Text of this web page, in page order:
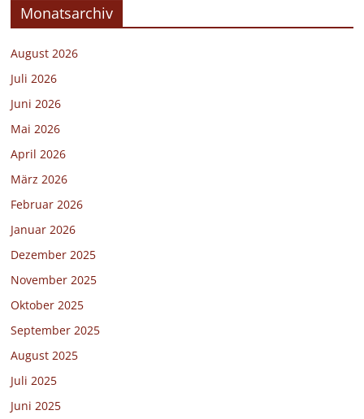
Monatsarchiv
August 2026
Juli 2026
Juni 2026
Mai 2026
April 2026
März 2026
Februar 2026
Januar 2026
Dezember 2025
November 2025
Oktober 2025
September 2025
August 2025
Juli 2025
Juni 2025